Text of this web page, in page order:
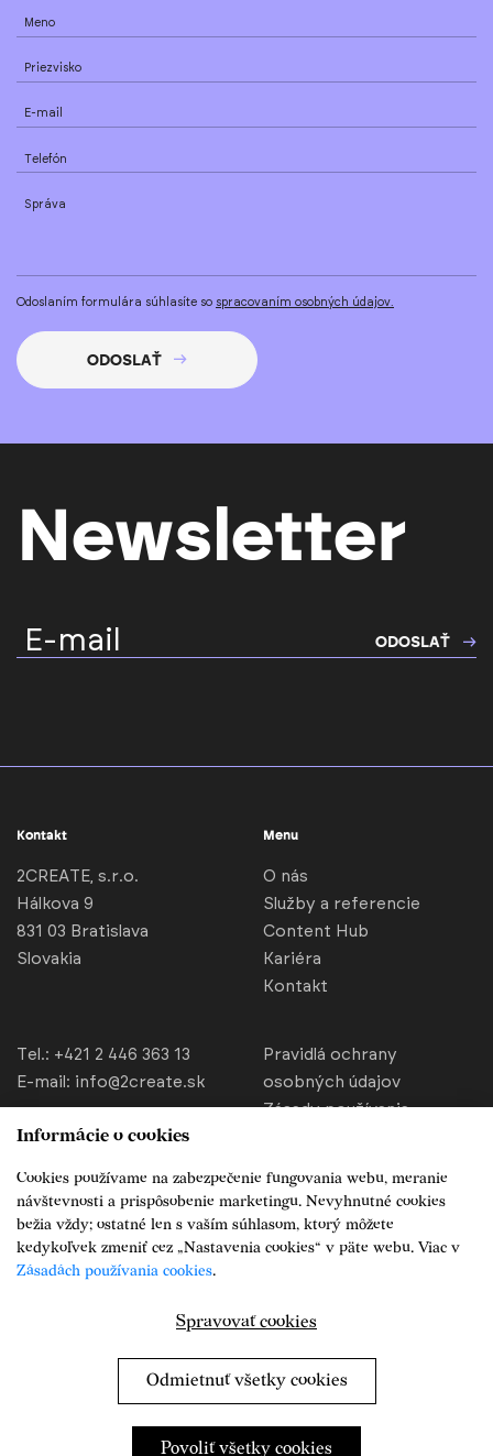
Meno
Priezvisko
E-mail
Telefón
Správa
Odoslaním formulára súhlasíte so spracovaním osobných údajov.
ODOSLAŤ
Newsletter
E-mail ODOSLAŤ
Kontakt
2CREATE, s.r.o.
Hálkova 9
831 03 Bratislava
Slovakia
Tel.: +421 2 446 363 13
E-mail: info@2create.sk
Menu
O nás
Služby a referencie
Content Hub
Kariéra
Kontakt
Pravidlá ochrany
osobných údajov
Zásady používania
Všeobecné obchodné
podmienky
Podmienky zasielania SMS
Informácie o cookies
Cookies používame na zabezpečenie fungovania webu, meranie
návštevnosti a prispôsobenie marketingu. Nevyhnutné cookies
bežia vždy; ostatné len s vaším súhlasom, ktorý môžete
kedykoľvek zmeniť cez „Nastavenia cookies“ v päte webu. Viac v
Zásadách používania cookies.
Spravovať cookies
Odmietnuť všetky cookies
Povoliť všetky cookies